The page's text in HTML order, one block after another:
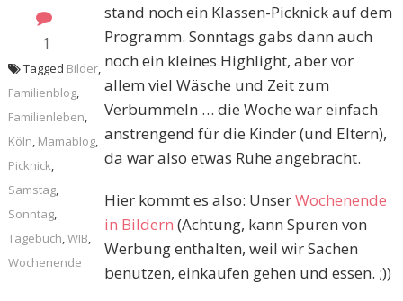
1
stand noch ein Klassen-Picknick auf dem
Programm. Sonntags gabs dann auch
noch ein kleines Highlight, aber vor
allem viel Wäsche und Zeit zum
Verbummeln … die Woche war einfach
anstrengend für die Kinder (und Eltern),
da war also etwas Ruhe angebracht.
Hier kommt es also: UnserWochenende
in Bildern (Achtung, kann Spuren von
Werbung enthalten, weil wir Sachen
benutzen, einkaufen gehen und essen. ;))
Tagged Bilder,
Familienblog,
Familienleben,
Köln, Mamablog,
Picknick,
Samstag,
Sonntag,
Tagebuch,WIB,
Wochenende